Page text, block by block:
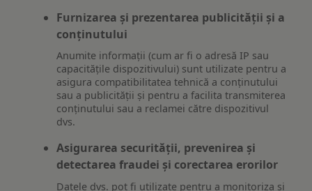
Furnizarea și prezentarea publicității și a
conținutului
Anumite informații (cum ar fi o adresă IP sau
capacitățile dispozitivului) sunt utilizate pentru a
asigura compatibilitatea tehnică a conținutului
sau a publicității și pentru a facilita transmiterea
conținutului sau a reclamei către dispozitivul
dvs.
Asigurarea securității, prevenirea și
detectarea fraudei și corectarea erorilor
Datele dvs. pot fi utilizate pentru a monitoriza și